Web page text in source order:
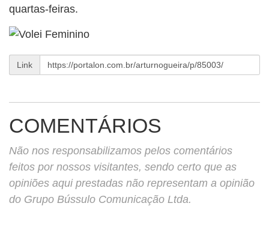
quartas-feiras.
Link
COMENTÁRIOS
Não nos responsabilizamos pelos comentários
feitos por nossos visitantes, sendo certo que as
opiniões aqui prestadas não representam a opinião
do Grupo Bússulo Comunicação Ltda.